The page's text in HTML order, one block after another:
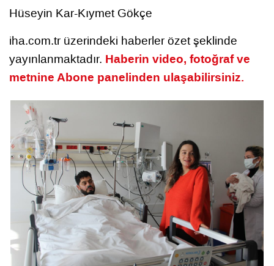
Hüseyin Kar-Kıymet Gökçe
iha.com.tr üzerindeki haberler özet şeklinde
yayınlanmaktadır. Haberin video, fotoğraf ve
metnine Abone panelinden ulaşabilirsiniz.